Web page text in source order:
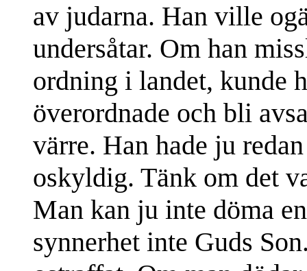
av judarna. Han ville
undersåtar. Om han
ordning i landet, kunde
överordnade och bli
värre. Han hade ju
oskyldig. Tänk om det
Man kan ju inte döma
synnerhet inte Guds